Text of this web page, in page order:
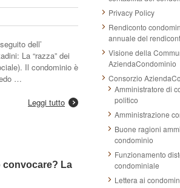
dell’
La “razza” dei
Il condominio è
…
Leggi tutto
convocare? La
Privacy Policy
Rendiconto
annuale del
Visione della
AziendaCondominio
Consorzio
Amministratore di
politico
Amministrazione
Buone ragioni
condominio
Funzionamento
condominiale
Lettera ai